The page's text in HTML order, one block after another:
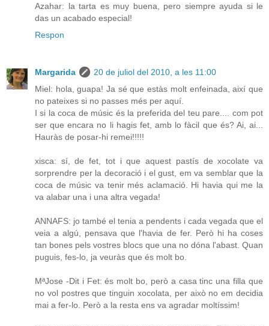
Azahar: la tarta es muy buena, pero siempre ayuda si le
das un acabado especial!
Respon
Margarida
20 de juliol del 2010, a les 11:00
Miel: hola, guapa! Ja sé que estàs molt enfeinada, així que
no pateixes si no passes més per aquí.
I si la coca de músic és la preferida del teu pare.... com pot
ser que encara no li hagis fet, amb lo fàcil que és? Ai, ai...
Hauràs de posar-hi remei!!!!!
xisca: sí, de fet, tot i que aquest pastís de xocolate va
sorprendre per la decoració i el gust, em va semblar que la
coca de músic va tenir més aclamació. Hi havia qui me la
va alabar una i una altra vegada!
ANNAFS: jo també el tenia a pendents i cada vegada que el
veia a algú, pensava que l'havia de fer. Però hi ha coses
tan bones pels vostres blocs que una no dóna l'abast. Quan
puguis, fes-lo, ja veuràs que és molt bo.
MªJose -Dit i Fet: és molt bo, però a casa tinc una filla que
no vol postres que tinguin xocolata, per això no em decidia
mai a fer-lo. Però a la resta ens va agradar moltíssim!